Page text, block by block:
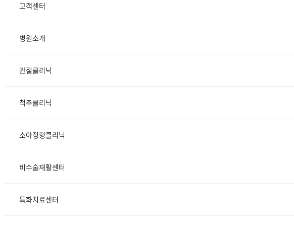
고객센터
병원소개
관절클리닉
척추클리닉
소아정형클리닉
비수술재활센터
특화치료센터